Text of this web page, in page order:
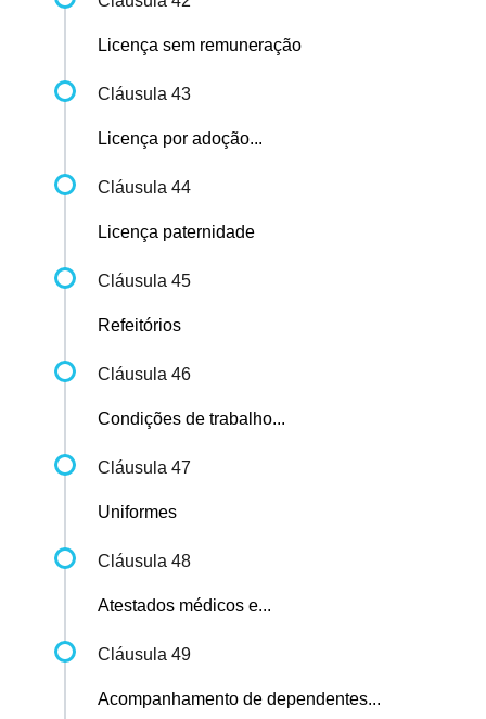
Licença sem remuneração
Cláusula 43
Licença por adoção...
Cláusula 44
Licença paternidade
Cláusula 45
Refeitórios
Cláusula 46
Condições de trabalho...
Cláusula 47
Uniformes
Cláusula 48
Atestados médicos e...
Cláusula 49
Acompanhamento de dependentes...